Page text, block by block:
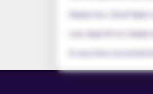
Depuis lors, Cloud
Leur objectif est
Si vous êtes à la